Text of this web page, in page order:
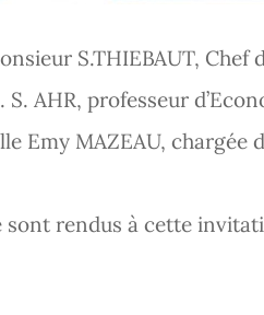
S.THIEBAUT, Chef
S. AHR, professeur
Emy MAZEAU,
sont rendus à cette